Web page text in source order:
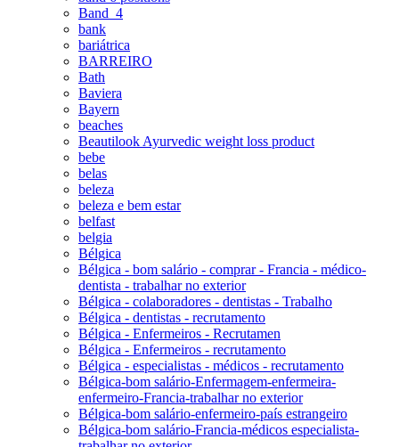
Band_4
bank
bariátrica
BARREIRO
Bath
Baviera
Bayern
beaches
Beautilook Ayurvedic weight loss product
bebe
belas
beleza
beleza e bem estar
belfast
belgia
Bélgica
Bélgica - bom salário - comprar - Francia - médico-
dentista - trabalhar no exterior
Bélgica - colaboradores - dentistas - Trabalho
Bélgica - dentistas - recrutamento
Bélgica - Enfermeiros - Recrutamen
Bélgica - Enfermeiros - recrutamento
Bélgica - especialistas - médicos - recrutamento
Bélgica-bom salário-Enfermagem-enfermeira-
enfermeiro-Francia-trabalhar no exterior
Bélgica-bom salário-enfermeiro-país estrangeiro
Bélgica-bom salário-Francia-médicos especialista-